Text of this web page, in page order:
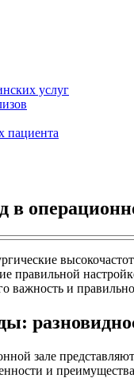
услуг
пациента
в
правильной
важность и
зале
и